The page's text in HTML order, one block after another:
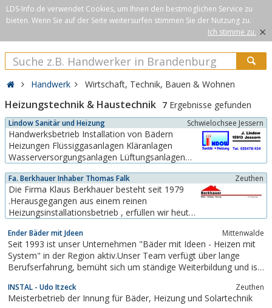
LDS-Info.de verwendet Cookies, um Ihnen den bestmöglichen Service zu
bieten. Wenn Sie auf der Seite weitersurfen stimmen Sie der Nutzung zu.
Ich stimme zu. ×
Handwerk Wirtschaft, Technik, Bauen & Wohnen
Heizungstechnik & Haustechnik 7 Ergebnisse gefunden
Lindow Sanitär und Heizung Schwielochsee Jessern
Handwerksbetrieb Installation von Bädern
Heizungen Flüssiggasanlagen Kläranlagen
Wasserversorgungsanlagen Lüftungsanlagen
Fa. Berkhauer Inhaber Thomas Falk Zeuthen
Die Firma Klaus Berkhauer besteht seit 1979
.Herausgegangen aus einem reinen
Heizungsinstallationsbetrieb , erfüllen wir heute
Installationsfach.Selbstverständlich bauen wir
auch heute Heizungsanlagen nach dem
neuesten Stand der Technik. Aber der Kunde
kann ebenfalls aus dem Angebot der
Badinstallation wählen...
Ender Bäder mit Jdeen Mittenwalde
Seit 1993 ist unser Unternehmen "Bäder mit Ideen - Heizen mit
System" in der Region aktiv.Unser Team verfügt über lange
Berufserfahrung, bemüht sich um ständige Weiterbildung und ist
Leistungsprofil erstreckt sich von der kompletten
Badmodernisierung...
INSTAL - Udo Itzeck Zeuthen
Meisterbetrieb der Innung für Bäder, Heizung und Solartechnik